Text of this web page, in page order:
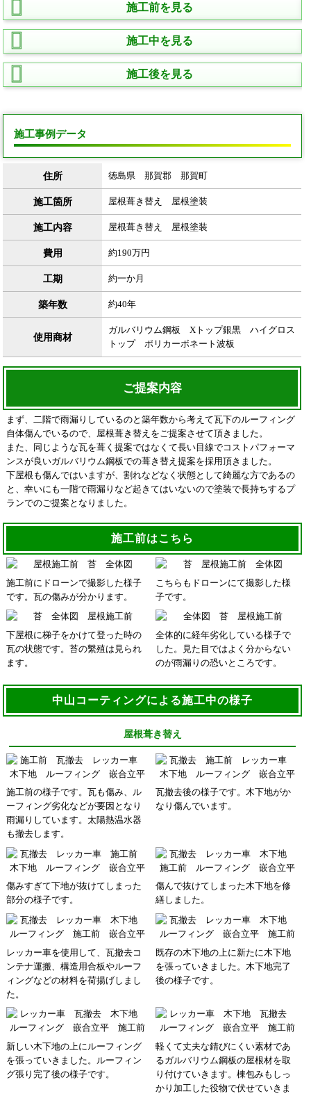
施工前を見る
施工中を見る
施工後を見る
施工事例データ
住所 徳島県 那賀郡 那賀町
施工箇所 屋根葺き替え 屋根塗装
施工内容 屋根葺き替え 屋根塗装
費用 約190万円
工期 約一か月
築年数 約40年
使用商材
ガルバリウム鋼板 Xトップ銀黒 ハイグロス
トップ ポリカーボネート波板
ご提案内容
まず、二階で雨漏りしているのと築年数から考えて瓦下のルーフィング
自体傷んでいるので、屋根葺き替えをご提案させて頂きました。
また、同じような瓦を葺く提案ではなくて長い目線でコストパフォーマ
ンスが良いガルバリウム鋼板での葺き替え提案を採用頂きました。
下屋根も傷んではいますが、割れなどなく状態として綺麗な方であるの
と、幸いにも一階で雨漏りなど起きてはいないので塗装で長持ちするプ
ランでのご提案となりました。
施工前はこちら
施工前にドローンで撮影した様子
です。瓦の傷みが分かります。
こちらもドローンにて撮影した様
子です。
下屋根に梯子をかけて登った時の
瓦の状態です。苔の繫殖は見られ
ます。
全体的に経年劣化している様子で
した。見た目ではよく分からない
のが雨漏りの恐いところです。
中山コーティングによる施工中の様子
屋根葺き替え
施工前の様子です。瓦も傷み、ル
ーフィング劣化などが要因となり
雨漏りしています。太陽熱温水器
も撤去します。
瓦撤去後の様子です。木下地がか
なり傷んでいます。
傷みすぎて下地が抜けてしまった
部分の様子です。
傷んで抜けてしまった木下地を修
繕しました。
レッカー車を使用して、瓦撤去コ
ンテナ運搬、構造用合板やルーフ
ィングなどの材料を荷揚げしまし
た。
既存の木下地の上に新たに木下地
を張っていきました。木下地完了
後の様子です。
新しい木下地の上にルーフィング
を張っていきました。ルーフィン
グ張り完了後の様子です。
軽くて丈夫な錆びにくい素材であ
るガルバリウム鋼板の屋根材を取
り付けていきます。棟包みもしっ
かり加工した役物で伏せていきま